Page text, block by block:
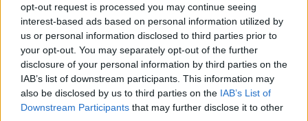
opt-out request is processed you may continue seeing
interest-based ads based on personal information utilized by
us or personal information disclosed to third parties prior to
your opt-out. You may separately opt-out of the further
disclosure of your personal information by third parties on the
IAB’s list of downstream participants. This information may
also be disclosed by us to third parties on the IAB’s List of
Downstream Participants that may further disclose it to other
Minka 11. rész
T. szereti a fiatal lányokat 14. rész